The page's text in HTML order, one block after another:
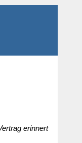
erinnert